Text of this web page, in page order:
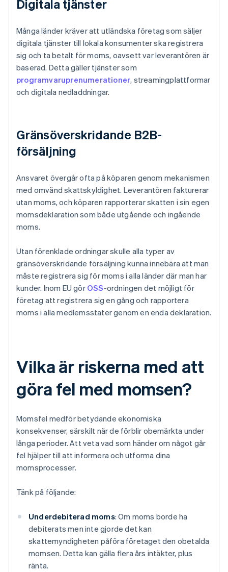
Digitala tjänster
Många länder kräver att utländska företag som säljer
digitala tjänster till lokala konsumenter ska registrera
sig och ta betalt för moms, oavsett var leverantören är
baserad. Detta gäller tjänster som
programvaruprenumerationer, streamingplattformar
och digitala nedladdningar.
Gränsöverskridande B2B-
försäljning
Ansvaret övergår ofta på köparen genom mekanismen
med omvänd skattskyldighet. Leverantören fakturerar
utan moms, och köparen rapporterar skatten i sin egen
momsdeklaration som både utgående och ingående
moms.
Utan förenklade ordningar skulle alla typer av
gränsöverskridande försäljning kunna innebära att man
måste registrera sig för moms i alla länder där man har
kunder. Inom EU gör OSS-ordningen det möjligt för
företag att registrera sig en gång och rapportera
moms i alla medlemsstater genom en enda deklaration.
Vilka är riskerna med att
göra fel med momsen?
Momsfel medför betydande ekonomiska
konsekvenser, särskilt när de förblir obemärkta under
långa perioder. Att veta vad som händer om något går
fel hjälper till att informera och utforma dina
momsprocesser.
Tänk på följande:
Underdebiterad moms: Om moms borde ha
debiterats men inte gjorde det kan
skattemyndigheten påföra företaget den obetalda
momsen. Detta kan gälla flera års intäkter, plus
ränta.